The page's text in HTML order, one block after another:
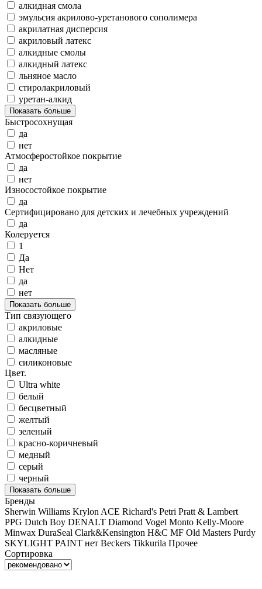
алкидная смола
эмульсия акрилово-уретанового сополимера
акрилатная дисперсия
акриловый латекс
алкидные смолы
алкидный латекс
льняное масло
стиролакриловый
уретан-алкид
Показать больше
Быстросохнущая
да
нет
Атмосферостойкое покрытие
да
нет
Износостойкое покрытие
да
Сертифицировано для детских и лечебных учреждений
да
Колеруется
1
Да
Нет
да
нет
Показать больше
Тип связующего
акриловые
алкидные
масляные
силиконовые
Цвет.
Ultra white
белый
бесцветный
желтый
зеленый
красно-коричневый
медный
серый
черный
Показать больше
Бренды
Sherwin Williams Krylon ACE Richard's Petri Pratt & Lambert
PPG Dutch Boy DENALT Diamond Vogel Monto Kelly-Moore
Minwax DuraSeal Clark&Kensington H&C MF Old Masters Purdy
SKYLIGHT PAINT нет Beckers Tikkurila Прочее
Сортировка